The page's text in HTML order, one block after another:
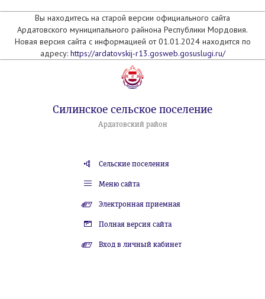
Вы находитесь на старой версии официального сайта
Ардатовского муниципального райнона Республики Мордовия.
Новая версия сайта с информацией от 01.01.2024 находится по
адресу: https://ardatovskij-r13.gosweb.gosuslugi.ru/
Силинское сельское поселение
Ардатовский район
Сельские поселения
Меню сайта
Электронная приемная
Полная версия сайта
Вход в личный кабинет